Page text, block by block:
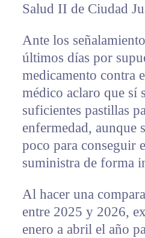
Salud II de Ciudad
Ante los
últimos días por
medicamento contra
médico aclaro que sí
suficientes pastillas
enfermedad, aunque
poco para conseguir
suministra de forma
Al hacer una
entre 2025 y 2026,
enero a abril el año